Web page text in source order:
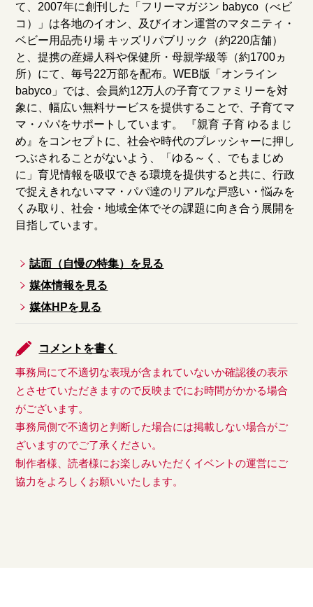
て、2007年に創刊した「フリーマガジン babyco（べビ
コ）」は各地のイオン、及びイオン運営のマタニティ・
ベビー用品売り場 キッズリパブリック（約220店舗）
と、提携の産婦人科や保健所・母親学級等（約1700ヵ
所）にて、毎号22万部を配布。WEB版「オンライン
babyco」では、会員約12万人の子育てファミリーを対
象に、幅広い無料サービスを提供することで、子育てマ
マ・パパをサポートしています。 『親育 子育 ゆるまじ
め』をコンセプトに、社会や時代のプレッシャーに押し
つぶされることがないよう、「ゆる～く、でもまじめ
に」育児情報を吸収できる環境を提供すると共に、行政
で捉えきれないママ・パパ達のリアルな戸惑い・悩みを
くみ取り、社会・地域全体でその課題に向き合う展開を
目指しています。
誌面（自慢の特集）を見る
媒体情報を見る
媒体HPを見る
コメントを書く
事務局にて不適切な表現が含まれていないか確認後の表示
とさせていただきますので反映までにお時間がかかる場合
がございます。
事務局側で不適切と判断した場合には掲載しない場合がご
ざいますのでご了承ください。
制作者様、読者様にお楽しみいただくイベントの運営にご
協力をよろしくお願いいたします。